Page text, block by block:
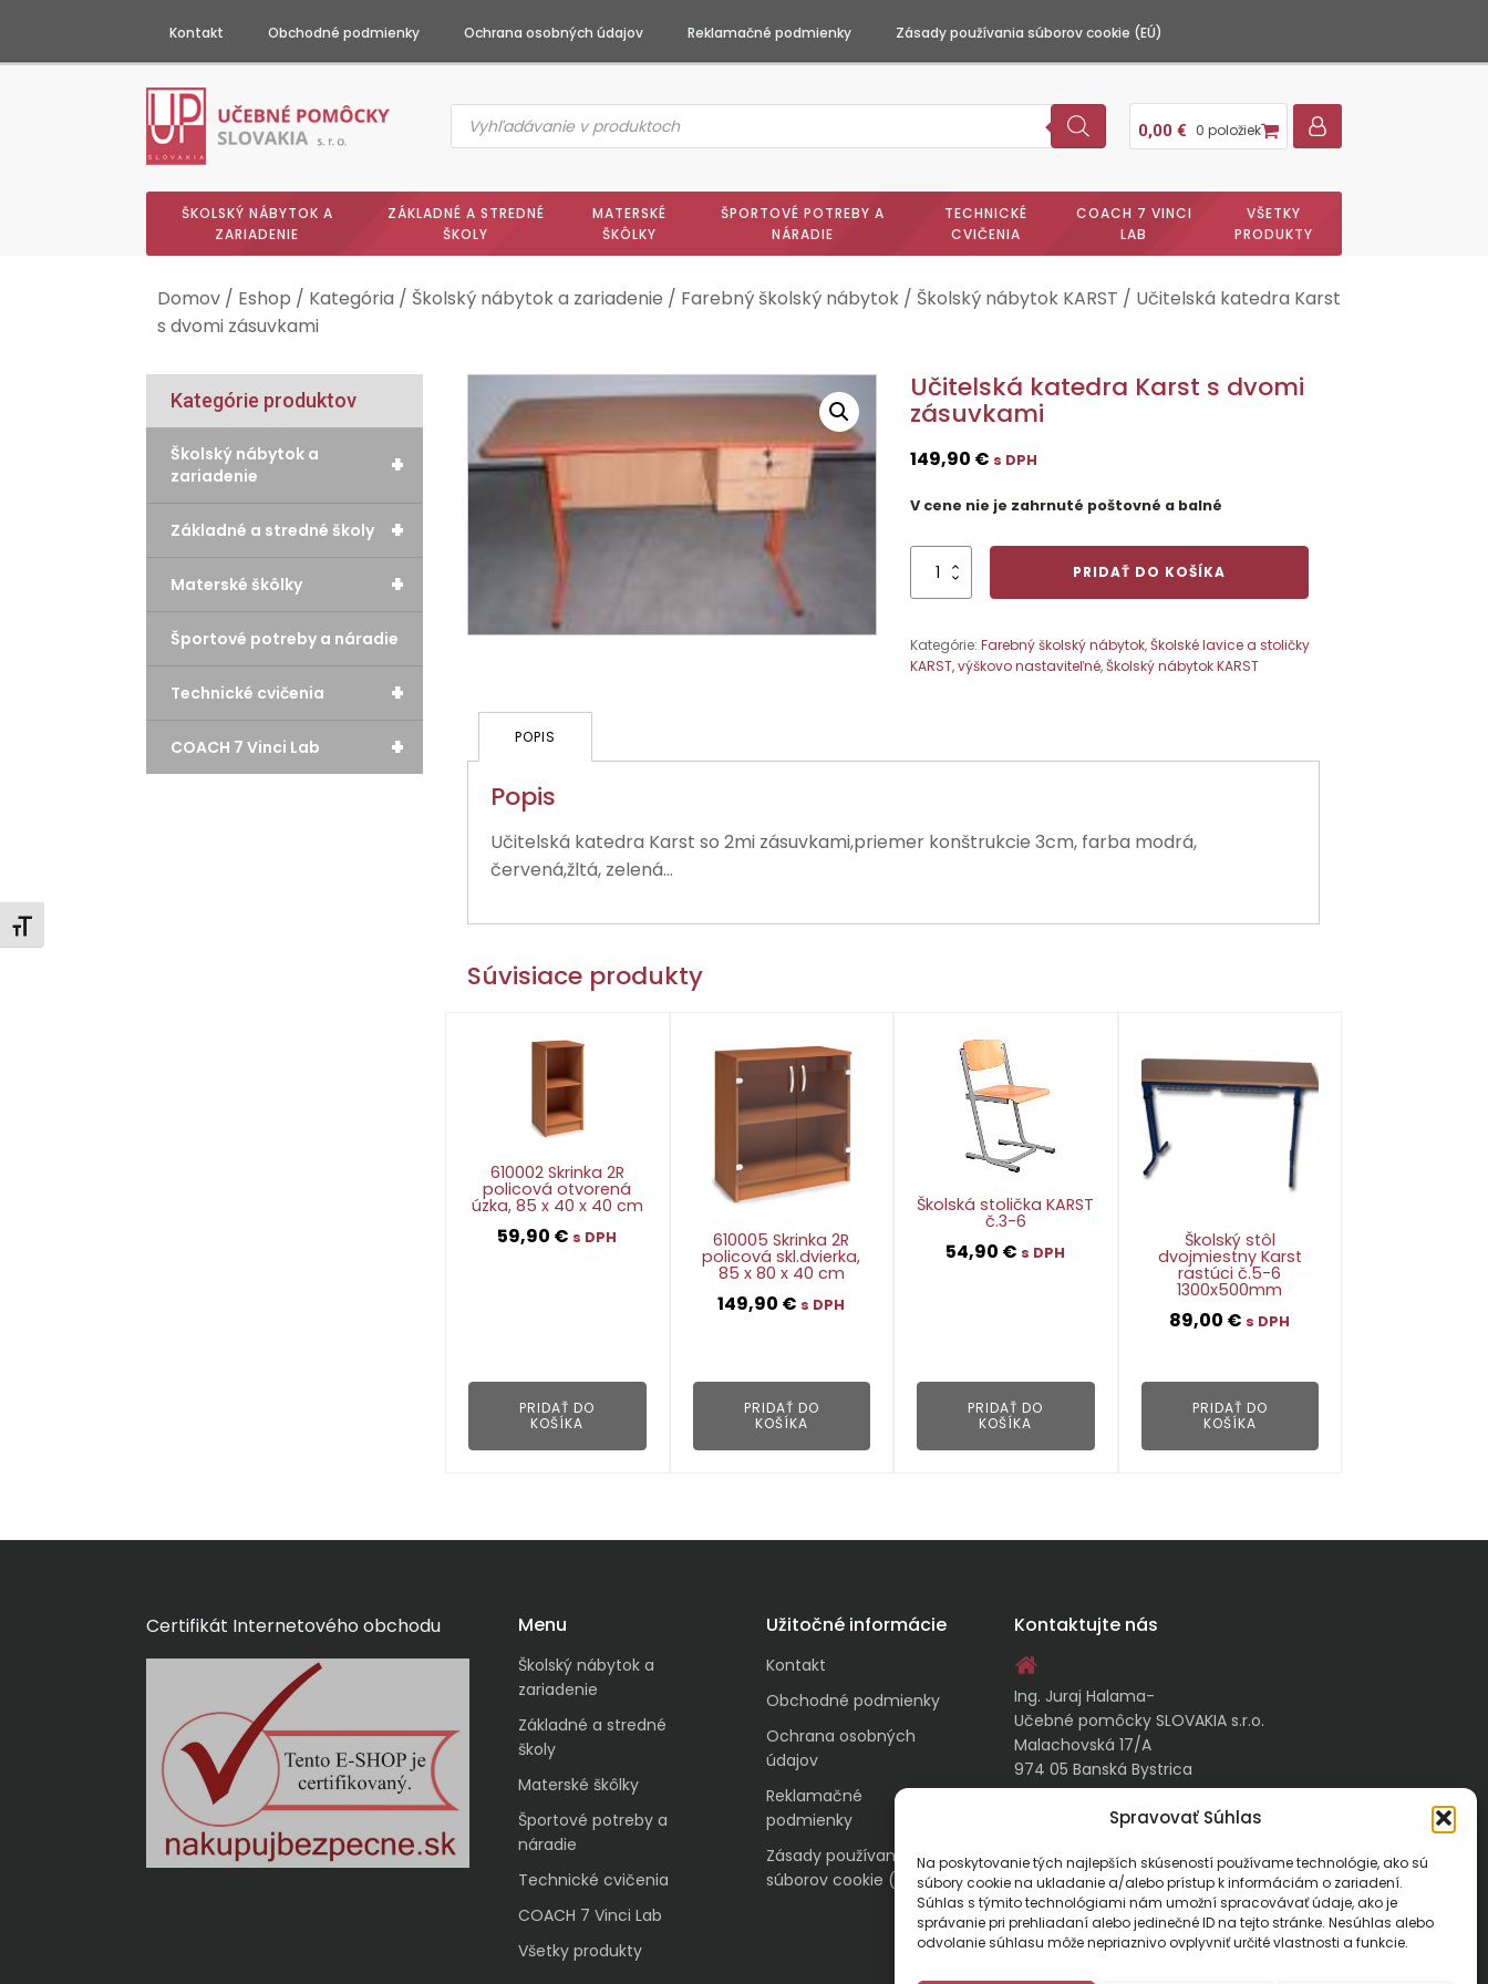
Spravovať Súhlas
Na poskytovanie tých najlepších skúseností používame technológie, ako sú
súbory cookie na ukladanie a/alebo prístup k informáciám o zariadení.
Súhlas s týmito technológiami nám umožní spracovávať údaje, ako je
správanie pri prehliadaní alebo jedinečné ID na tejto stránke. Nesúhlas alebo
odvolanie súhlasu môže nepriaznivo ovplyvniť určité vlastnosti a funkcie.
Zmeniť veľkosť písma
Kontakt Obchodné podmienky Ochrana osobných údajov Reklamačné podmienky Zásady používania súborov cookie (EÚ)
Products
search
0,00 € 0 položiek
ŠKOLSKÝ NÁBYTOK A
ZARIADENIE
ZÁKLADNÉ A STREDNÉ
ŠKOLY
MATERSKÉ
ŠKÔLKY
ŠPORTOVÉ POTREBY A
NÁRADIE
TECHNICKÉ
CVIČENIA
COACH 7 VINCI
LAB
VŠETKY
PRODUKTY
Domov / Eshop / Kategória / Školský nábytok a zariadenie / Farebný školský nábytok / Školský nábytok KARST / Učitelská katedra Karst
s dvomi zásuvkami
Kategórie produktov
+
Školský nábytok a
zariadenie
+
Základné a stredné školy
+
Materské škôlky
Športové potreby a náradie
+
Technické cvičenia
+
COACH 7 Vinci Lab
Učitelská katedra Karst s dvomi
zásuvkami
149,90 € s DPH
V cene nie je zahrnuté poštovné a balné
množstvo
Učitelská
s
dvomi
PRIDAŤ DO KOŠÍKA
Kategórie:Farebný školský nábytok,Školské lavice a stoličky
KARST, výškovo nastaviteľné,Školský nábytok KARST
POPIS
Popis
Učitelská katedra Karst so 2mi zásuvkami,priemer konštrukcie 3cm, farba modrá,
červená,žltá, zelená...
Súvisiace produkty
610002 Skrinka 2R
policová otvorená
úzka, 85 x 40 x 40 cm
59,90 € s DPH
PRIDAŤ DO
KOŠÍKA
610005 Skrinka 2R
policová skl.dvierka,
85 x 80 x 40 cm
149,90 € s DPH
PRIDAŤ DO
KOŠÍKA
Školská stolička KARST
č.3-6
54,90 € s DPH
PRIDAŤ DO
KOŠÍKA
Školský stôl
dvojmiestny Karst
rastúci č.5-6
1300x500mm
89,00 € s DPH
PRIDAŤ DO
KOŠÍKA
Certifikát Internetového obchodu Menu
Školský nábytok a
zariadenie
Základné a stredné
školy
Materské škôlky
Športové potreby a
náradie
Technické cvičenia
COACH 7 Vinci Lab
Všetky produkty
Užitočné informácie
Kontakt
Obchodné podmienky
Ochrana osobných
údajov
Reklamačné
podmienky
Zásady používania
súborov cookie (EÚ)
Kontaktujte nás
Ing. Juraj Halama-
Učebné pomôcky SLOVAKIA s.r.o.
Malachovská 17/A
974 05 Banská Bystrica
kontakt@ucebnepomockyslovakia.sk
0917 797 357, 048/410 18 88